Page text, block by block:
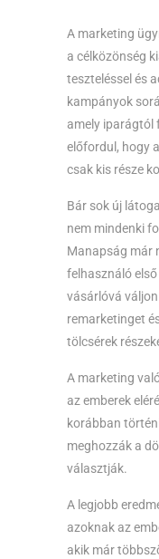
A marketing
a célközönség
teszteléssel és
kampányok
amely iparágtól
előfordul, hogy
csak kis része
Bár sok új
nem mindenki
Manapság már
felhasználó
vásárlóvá
remarketinget
tölcsérek
A marketing
az emberek
korábban
meghozzák a
választják.
A legjobb
azoknak az
akik már